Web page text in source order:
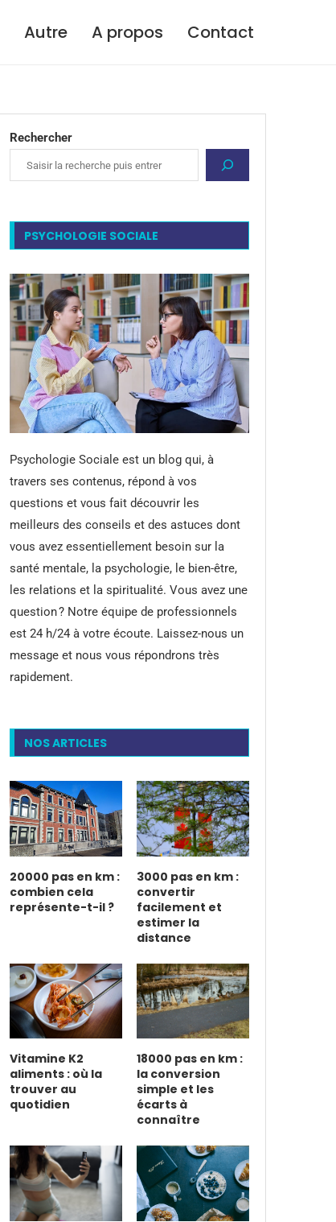
Autre A propos Contact
Rechercher
PSYCHOLOGIE SOCIALE
Psychologie Sociale est un blog qui, à
travers ses contenus, répond à vos
questions et vous fait découvrir les
meilleurs des conseils et des astuces dont
vous avez essentiellement besoin sur la
santé mentale, la psychologie, le bien-être,
les relations et la spiritualité. Vous avez une
question ? Notre équipe de professionnels
est 24 h/24 à votre écoute. Laissez-nous un
message et nous vous répondrons très
rapidement.
NOS ARTICLES
20000 pas en km :
combien cela
représente-t-il ?
3000 pas en km :
convertir
facilement et
estimer la
distance
Vitamine K2
aliments : où la
trouver au
quotidien
18000 pas en km :
la conversion
simple et les
écarts à
connaître